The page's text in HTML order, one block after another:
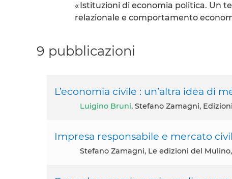
« Istituzioni di economia politica. Un
relazionale e comportamento
9 pubblicazioni
L’economia civile : un’altra idea di
Luigino Bruni, Stefano Zamagni,
Impresa responsabile e mercato
Stefano Zamagni, Le edizioni del